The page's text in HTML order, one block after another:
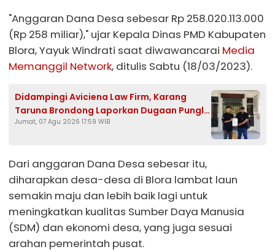
"Anggaran Dana Desa sebesar Rp 258.020.113.000
(Rp 258 miliar)," ujar Kepala Dinas PMD Kabupaten
Blora, Yayuk Windrati saat diwawancarai Media
Memanggil Network, ditulis Sabtu (18/03/2023).
Didampingi Aviciena Law Firm, Karang
Taruna Brondong Laporkan Dugaan Pungli
Kades Brengkok ke Kejari Lamongan
Jumat, 07 Agu 2026 17:59 WIB
Dari anggaran Dana Desa sebesar itu,
diharapkan desa-desa di Blora lambat laun
semakin maju dan lebih baik lagi untuk
meningkatkan kualitas Sumber Daya Manusia
(SDM) dan ekonomi desa, yang juga sesuai
arahan pemerintah pusat.